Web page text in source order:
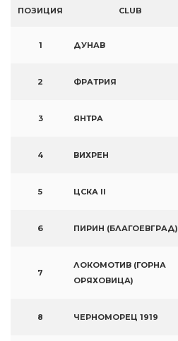
ПОЗИЦИЯ CLUB
1 ДУНАВ
2 ФРАТРИЯ
3 ЯНТРА
4 ВИХРЕН
5 ЦСКА II
6 ПИРИН (БЛАГОЕВГРАД)
7
ЛОКОМОТИВ (ГОРНА
ОРЯХОВИЦА)
8 ЧЕРНОМОРЕЦ 1919